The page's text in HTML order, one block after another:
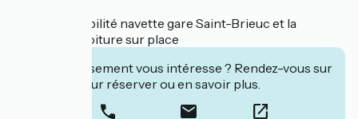
Le + : la possibilité navette gare Saint-Brieuc et la
location de voiture sur place
Cet établissement vous intéresse ? Rendez-vous sur
leur site pour réserver ou en savoir plus.